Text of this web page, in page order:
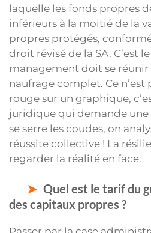
laquelle les fonds propres
inférieurs à la moitié de la
propres protégés,
droit révisé de la SA. C’est
management doit se
naufrage complet. Ce n’est
rouge sur un graphique,
juridique qui demande une
se serre les coudes, on
réussite collective ! La
regarder la réalité en face.
Quel est le tarif du
des capitaux propres ?